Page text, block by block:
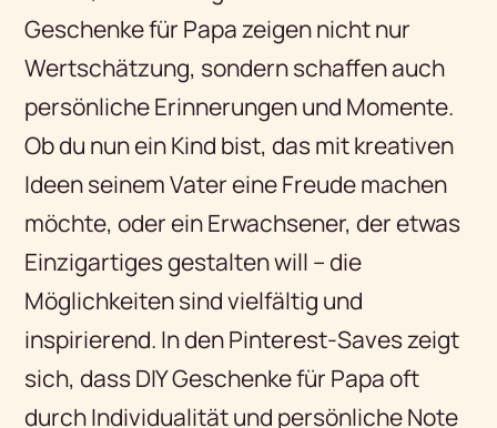
Geschenke für Papa zeigen nicht nur
Wertschätzung, sondern schaffen auch
persönliche Erinnerungen und Momente.
Ob du nun ein Kind bist, das mit kreativen
Ideen seinem Vater eine Freude machen
möchte, oder ein Erwachsener, der etwas
Einzigartiges gestalten will – die
Möglichkeiten sind vielfältig und
inspirierend. In den Pinterest-Saves zeigt
sich, dass DIY Geschenke für Papa oft
durch Individualität und persönliche Note